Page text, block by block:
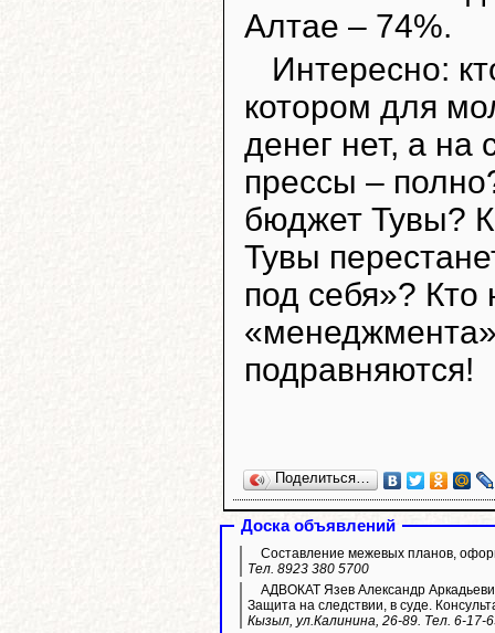
Алтае – 74%.
Интересно:
котором для
денег нет, а на
прессы –
бюджет Тувы?
Тувы
под себя»? Кто
подравняются!
Поделиться…
Доска объявлений
Составление межевых планов,
Тел. 8923 380 5700
АДВОКАТ Язев Александр
Защита на следствии, в суде.
Кызыл, ул.Калинина, 26-89. Тел. 6-17-